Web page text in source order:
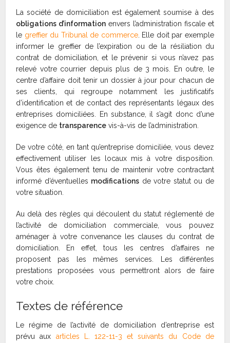
La société de domiciliation est également soumise à des
obligations d’information envers l’administration fiscale et
le greffier du Tribunal de commerce. Elle doit par exemple
informer le greffier de l’expiration ou de la résiliation du
contrat de domiciliation, et le prévenir si vous n’avez pas
relevé votre courrier depuis plus de 3 mois. En outre, le
centre d’affaire doit tenir un dossier à jour pour chacun de
ses clients, qui regroupe notamment les justificatifs
d’identification et de contact des représentants légaux des
entreprises domiciliées. En substance, il s’agit donc d’une
exigence de transparence vis-à-vis de l’administration.
De votre côté, en tant qu’entreprise domiciliée, vous devez
effectivement utiliser les locaux mis à votre disposition.
Vous êtes également tenu de maintenir votre contractant
informé d’éventuelles modifications de votre statut ou de
votre situation.
Au delà des règles qui découlent du statut réglementé de
l’activité de domiciliation commerciale, vous pouvez
aménager à votre convenance les clauses du contrat de
domiciliation. En effet, tous les centres d’affaires ne
proposent pas les mêmes services. Les différentes
prestations proposées vous permettront alors de faire
votre choix.
Textes de référence
Le régime de l’activité de domiciliation d’entreprise est
prévu aux articles L. 122-11-3 et suivants du Code de